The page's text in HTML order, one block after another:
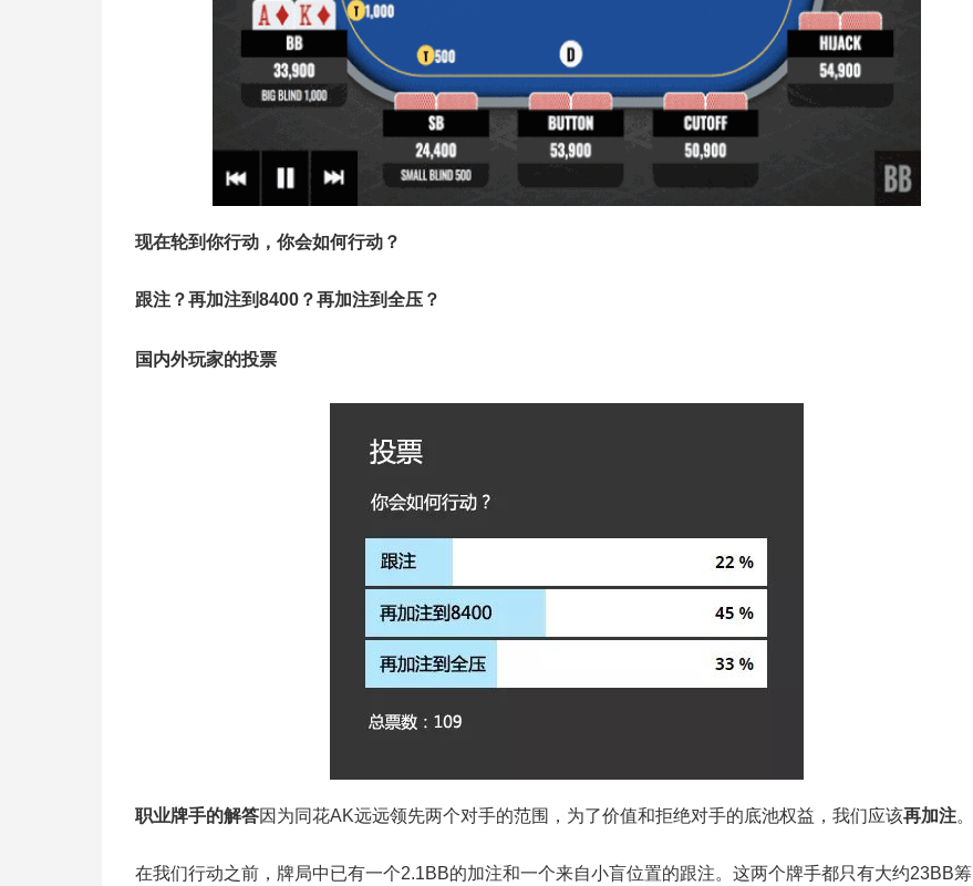
现在轮到你行动，你会如何行动？
跟注？再加注到8400？再加注到全压？
国内外玩家的投票
职业牌手的解答因为同花AK远远领先两个对手的范围，为了价值和拒绝对手的底池权益，我们应该再加注。
在我们行动之前，牌局中已有一个2.1BB的加注和一个来自小盲位置的跟注。这两个牌手都只有大约23BB筹